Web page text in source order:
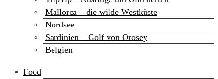
Mallorca – die wilde Westküste
Nordsee
Sardinien – Golf von Orosey
Belgien
Food